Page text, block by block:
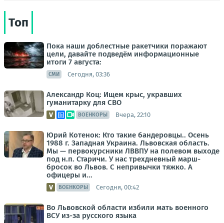
Топ
Пока наши доблестные ракетчики поражают
цели, давайте подведём информационные
итоги 7 августа:
СМИ Сегодня, 03:36
Александр Коц: Ищем крыс, укравших
гуманитарку для СВО
ВОЕНКОРЫ Вчера, 22:10
Юрий Котенок: Кто такие бандеровцы.. Осень
1988 г. Западная Украина. Львовская область.
Мы — первокурсники ЛВВПУ на полевом выходе
под н.п. Старичи. У нас трехдневный марш-
бросок во Львов. С непривычки тяжко. А
офицеры и...
ВОЕНКОРЫ Сегодня, 00:42
Во Львовской области избили мать военного
ВСУ из-за русского языка